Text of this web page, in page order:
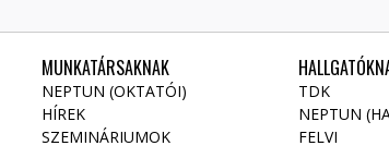
MUNKATÁRSAKNAK
NEPTUN (OKTATÓI)
HÍREK
SZEMINÁRIUMOK
TDK
NEPTUN
FELVI